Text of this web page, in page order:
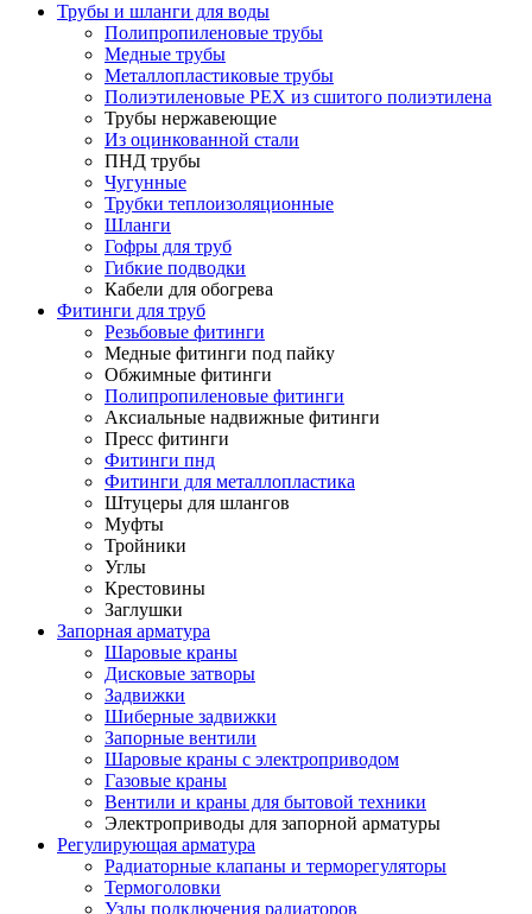
Трубы и шланги для воды
Полипропиленовые трубы
Медные трубы
Металлопластиковые трубы
Полиэтиленовые PEX из сшитого полиэтилена
Трубы нержавеющие
Из оцинкованной стали
ПНД трубы
Чугунные
Трубки теплоизоляционные
Шланги
Гофры для труб
Гибкие подводки
Кабели для обогрева
Фитинги для труб
Резьбовые фитинги
Медные фитинги под пайку
Обжимные фитинги
Полипропиленовые фитинги
Аксиальные надвижные фитинги
Пресс фитинги
Фитинги пнд
Фитинги для металлопластика
Штуцеры для шлангов
Муфты
Тройники
Углы
Крестовины
Заглушки
Запорная арматура
Шаровые краны
Дисковые затворы
Задвижки
Шиберные задвижки
Запорные вентили
Шаровые краны с электроприводом
Газовые краны
Вентили и краны для бытовой техники
Электроприводы для запорной арматуры
Регулирующая арматура
Радиаторные клапаны и терморегуляторы
Термоголовки
Узлы подключения радиаторов